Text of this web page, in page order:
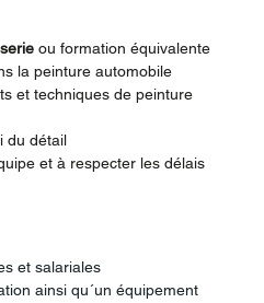
ou formation équivalente
la peinture automobile
et techniques de peinture
du détail
et à respecter les délais
et salariales
ainsi qu´un équipement